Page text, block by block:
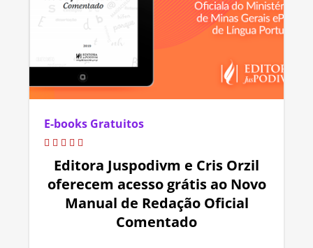
E-books Gratuitos
Editora Juspodivm e Cris Orzil
oferecem acesso grátis ao Novo
Manual de Redação Oficial
Comentado